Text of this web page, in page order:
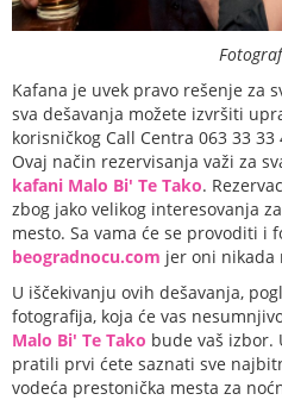
Kafana je uvek pravo rešenje za
sva dešavanja možete izvršiti
korisničkog Call Centra 063 33
Ovaj način rezervisanja važi za
kafani Malo Bi' Te Tako.
zbog jako velikog interesovanja
mesto. Sa vama će se provoditi i
beogradnocu.com jer oni nikada
U iščekivanju ovih dešavanja,
fotografija, koja će vas
Malo Bi' Te Tako bude vaš izbor.
pratili prvi ćete saznati sve
vodeća prestonička mesta za